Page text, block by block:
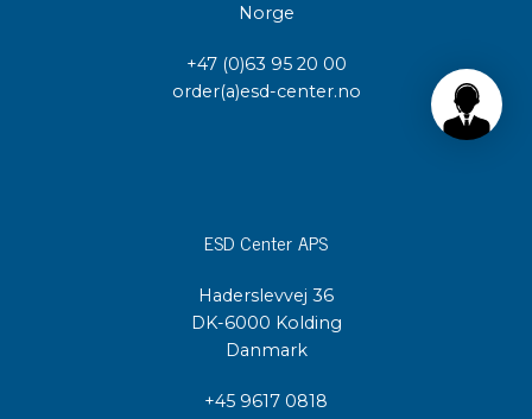
Norge
+47 (0)63 95 20 00
order(a)esd-center.no
ESD Center APS
Haderslevvej 36
DK-6000 Kolding
Danmark
+45 9617 0818